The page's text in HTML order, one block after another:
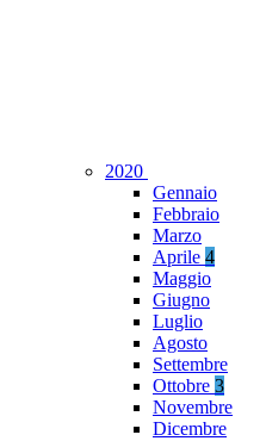
2020
Gennaio
Febbraio
Marzo
Aprile 4
Maggio
Giugno
Luglio
Agosto
Settembre
Ottobre 3
Novembre
Dicembre